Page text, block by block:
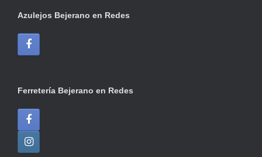
Azulejos Bejerano en Redes
Ferretería Bejerano en Redes